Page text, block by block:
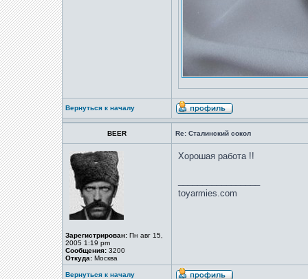
Вернуться к началу
BEER Re: Сталинский сокол
Зарегистрирован: Пн авг 15,
2005 1:19 pm
Сообщения: 3200
Откуда: Москва
Хорошая работа !!
toyarmies.com
Вернуться к началу